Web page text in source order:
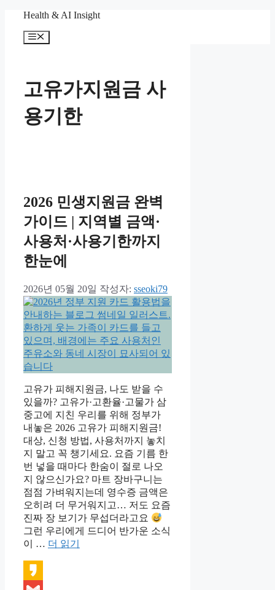
Health & AI Insight
메
고유가지원금 사
용기한
2026 민생지원금 완벽
가이드 | 지역별 금액·
사용처·사용기한까지
한눈에
2026년 05월 20일 작성자: sseoki79
고유가 피해지원금, 나도 받을 수
있을까? 고유가·고환율·고물가 삼
중고에 지친 우리를 위해 정부가
내놓은 2026 고유가 피해지원금!
대상, 신청 방법, 사용처까지 놓치
지 말고 꼭 챙기세요. 요즘 기름 한
번 넣을 때마다 한숨이 절로 나오
지 않으신가요? 마트 장바구니는
점점 가벼워지는데 영수증 금액은
오히려 더 무거워지고… 저도 요즘
진짜 장 보기가 무섭더라고요
그런 우리에게 드디어 반가운 소식
이 … 더 읽기